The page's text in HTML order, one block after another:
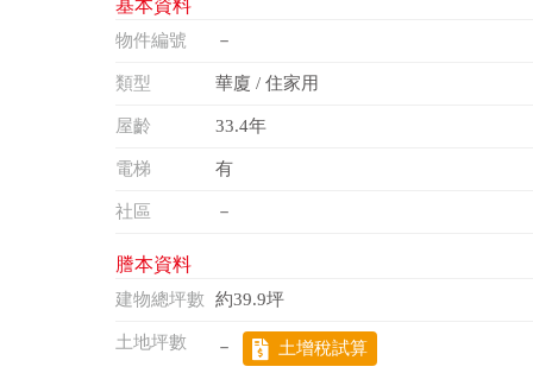
基本資料
物件編號 －
類型 華廈 / 住家用
屋齡 33.4年
電梯 有
社區 －
謄本資料
建物總坪數 約39.9坪
土地坪數 － 土增稅試算